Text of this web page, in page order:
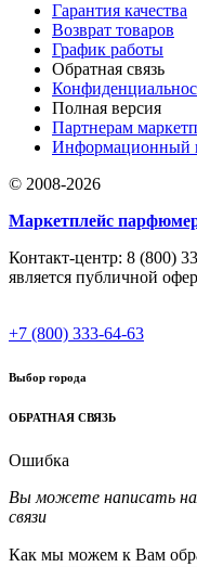
Гарантия качества
Возврат товаров
График работы
Обратная связь
Полная версия
Партнерам
Информационный
© 2008-2026
Маркетплейс
Контакт-центр: 8 (800)
является публичной
+7 (800) 333-64-63
Выбор города
ОБРАТНАЯ СВЯЗЬ
Ошибка
Вы можете написать
связи
Как мы можем к Вам